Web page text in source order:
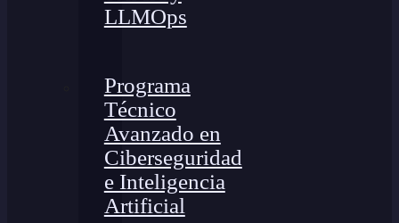
LLMOps
Programa
Técnico
Avanzado en
Ciberseguridad
e Inteligencia
Artificial